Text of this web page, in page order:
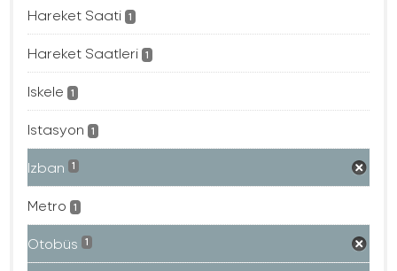
Hareket Saati 1
Hareket Saatleri 1
Iskele 1
Istasyon 1
Izban 1
Metro 1
Otobüs 1